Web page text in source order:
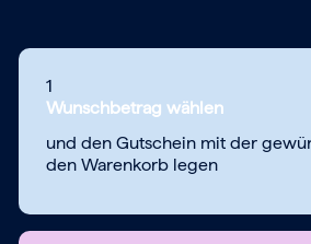
1
Wunschbetrag wählen
und den Gutschein mit der
den Warenkorb legen